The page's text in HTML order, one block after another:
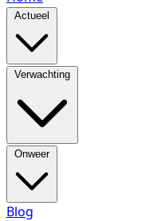
Actueel
Verwachting
Onweer
Blog